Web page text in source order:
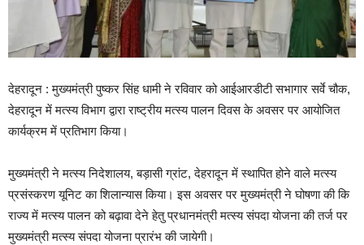
देहरादून : मुख्यमंत्री पुष्कर सिंह धामी ने रविवार को आईआरडीटी सभागार सर्वे चौक,
देहरादून में मत्स्य विभाग द्वारा राष्ट्रीय मत्स्य पालन दिवस के अवसर पर आयोजित
कार्यक्रम में प्रतिभाग किया।
मुख्यमंत्री ने मत्स्य निदेशालय, बड़ासी ग्रांट, देहरादून में स्थापित होने वाले मत्स्य
प्रसंस्करण यूनिट का शिलान्यास किया। इस अवसर पर मुख्यमंत्री ने घोषणा की कि
राज्य में मत्स्य पालन को बढ़ावा देने हेतु प्रधानमंत्री मत्स्य संपदा योजना की तर्ज पर
मुख्यमंत्री मत्स्य संपदा योजना प्रारंभ की जायेगी।